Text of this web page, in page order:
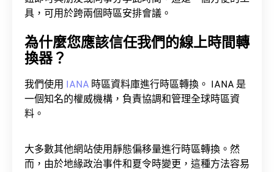
具，可用於跨兩個時區安排會議。
為什麼您應該信任我們的線上時間轉
換器？
我們使用 IANA 時區資料庫進行時區轉換。 IANA 是
一個知名的權威機構，負責協調和管理全球時區資
料。
大多數其他網站使用靜態偏移量進行時區轉換。然
而，由於地緣政治事件和夏令時變更，這種方法容易